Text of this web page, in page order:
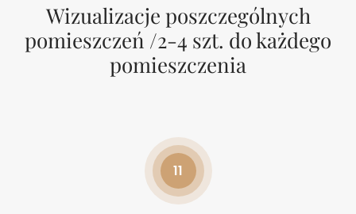
Wizualizacje poszczególnych
pomieszczeń /2-4 szt. do każdego
pomieszczenia
11